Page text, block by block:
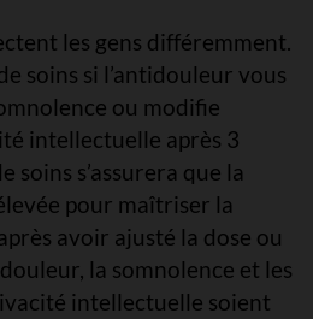
les gens différemment.
soins si l’antidouleur vous
ou modifie
intellectuelle après 3
soins s’assurera que la
pour maîtriser la
avoir ajusté la dose ou
la somnolence et les
intellectuelle soient